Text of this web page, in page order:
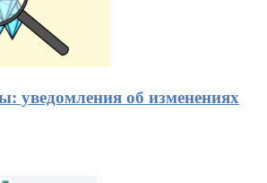
уведомления об изменениях